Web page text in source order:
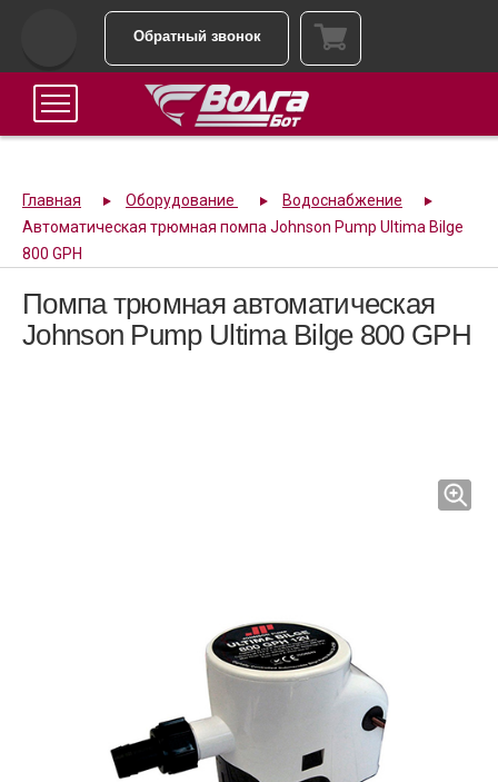
Обратный звонок
Главная Оборудование
Водоснабжение
Автоматическая трюмная помпа Johnson Pump Ultima Bilge
800 GPH
Помпа трюмная автоматическая
Johnson Pump Ultima Bilge 800 GPH